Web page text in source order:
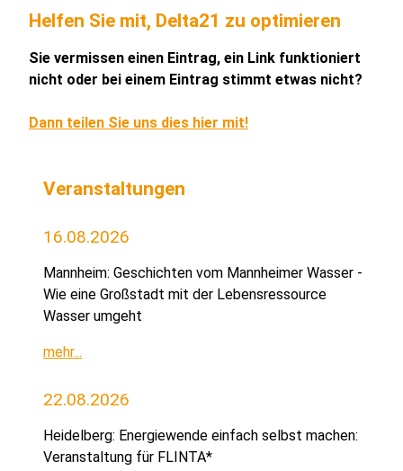
Helfen Sie mit, Delta21 zu optimieren
Sie vermissen einen Eintrag, ein Link funktioniert
nicht oder bei einem Eintrag stimmt etwas nicht?
Dann teilen Sie uns dies hier mit!
Veranstaltungen
16.08.2026
Mannheim: Geschichten vom Mannheimer Wasser -
Wie eine Großstadt mit der Lebensressource
Wasser umgeht
mehr...
22.08.2026
Heidelberg: Energiewende einfach selbst machen:
Veranstaltung für FLINTA*